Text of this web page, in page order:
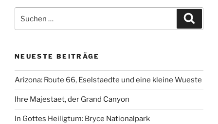
nach:
NEUESTE BEITRÄGE
Arizona: Route 66, Eselstaedte und eine kleine Wueste
Ihre Majestaet, der Grand Canyon
In Gottes Heiligtum: Bryce Nationalpark